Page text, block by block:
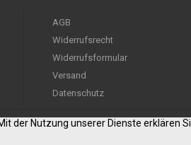
AGB
Widerrufsrecht
Widerrufsformular
Versand
Datenschutz
der Nutzung unserer Dienste erklären